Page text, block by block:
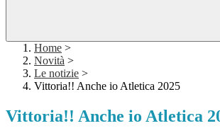
Home >
Novità >
Le notizie >
Vittoria!! Anche io Atletica 2025
Vittoria!! Anche io Atletica